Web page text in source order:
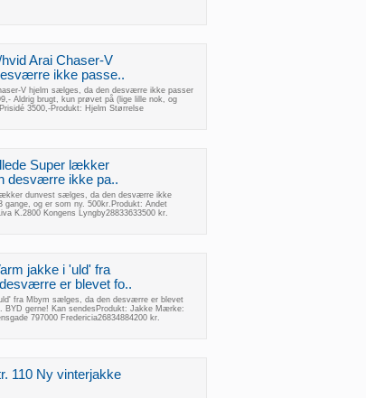
Arai Chaser-V
ikke passe..
V hjelm sælges, da den desværre ikke passer
Aldrig brugt, kun prøvet på (lige lille nok, og
3500,-Produkt: Hjelm Størrelse
Super lækker
desværre ikke pa..
dunvest sælges, da den desværre ikke
gange, og er som ny. 500kr.Produkt: Andet
K.2800 Kongens Lyngby28833633500 kr.
jakke i 'uld' fra
er blevet fo..
fra Mbym sælges, da den desværre er blevet
gerne! Kan sendesProdukt: Jakke Mærke:
797000 Fredericia26834884200 kr.
110 Ny vinterjakke